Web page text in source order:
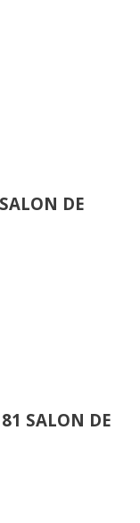
DE
SALON DE